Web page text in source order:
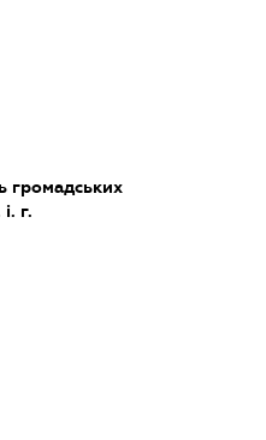
громадських
г.